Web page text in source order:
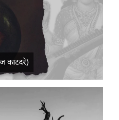
काटदरे)